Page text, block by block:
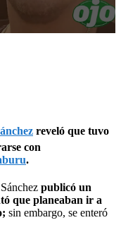
reveló que tuvo
con
.
publicó un
que planeaban ir a
sin embargo, se enteró